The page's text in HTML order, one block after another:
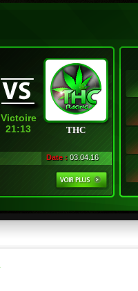
Victoire
21:13
THC
Date : 03.04.16